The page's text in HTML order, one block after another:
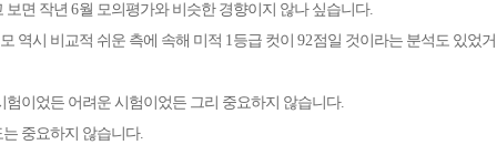
보면 작년 6월 모의평가와 비슷한 경향이지 않나 싶습니다.
모 역시 비교적 쉬운 측에 속해 미적 1등급 컷이 92점일 것이라는 분석도 있었
험이었든 어려운 시험이었든 그리 중요하지 않습니다.
중요하지 않습니다.